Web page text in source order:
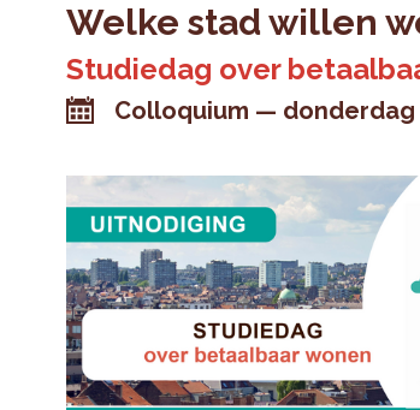
Welke stad willen
Studiedag over
Colloquium donderdag